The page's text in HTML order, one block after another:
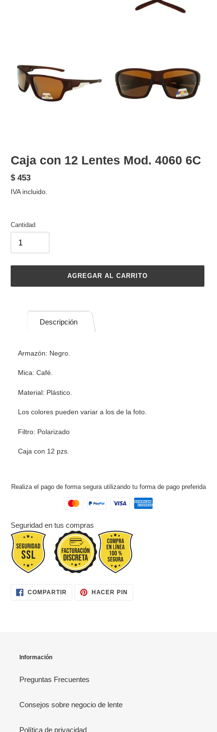
Caja con 12 Lentes Mod. 4060 6C
Precio
habitual
$ 453
IVA incluido.
Cantidad
AGREGAR AL CARRITO
carrito
compra
Descripción
Armazón: Negro.
Mica: Café.
Material: Plástico.
Los colores pueden variar a los de la foto.
Filtro: Polarizado
Caja con 12 pzs.
Realiza el pago de forma segura utilizando tu forma de pago preferida
Seguridad en tus compras
COMPARTIR COMPARTIRHACER PIN
Información
Preguntas Frecuentes
Consejos sobre negocio de lente
Política de privacidad